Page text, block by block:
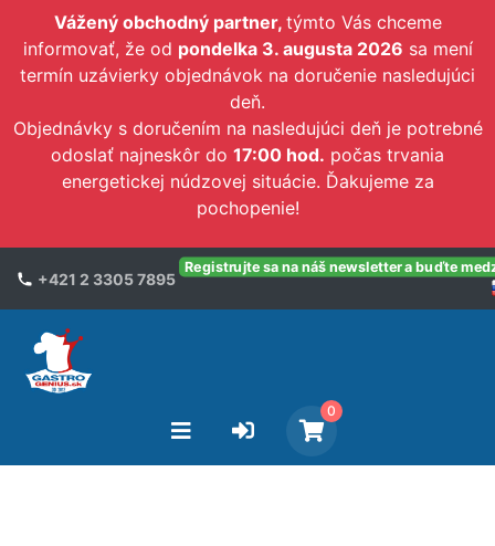
Vážený obchodný partner, týmto Vás chceme
informovať, že od pondelka 3. augusta 2026 sa mení
termín uzávierky objednávok na doručenie nasledujúci
deň.
Objednávky s doručením na nasledujúci deň je potrebné
odoslať najneskôr do 17:00 hod. počas trvania
energetickej núdzovej situácie. Ďakujeme za
pochopenie!
+421 2 3305 7895
Registrujte sa na náš newsletter a buďte
0